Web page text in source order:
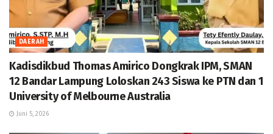
DAERAH
Kadisdikbud Thomas Amirico Dongkrak IPM, SMAN
12 Bandar Lampung Loloskan 243 Siswa ke PTN dan 1
University of Melbourne Australia
Juni 5, 2026